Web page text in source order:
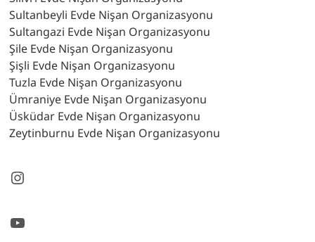
Sultanbeyli Evde Nişan Organizasyonu
Sultangazi Evde Nişan Organizasyonu
Şile Evde Nişan Organizasyonu
Şişli Evde Nişan Organizasyonu
Tuzla Evde Nişan Organizasyonu
Ümraniye Evde Nişan Organizasyonu
Üsküdar Evde Nişan Organizasyonu
Zeytinburnu Evde Nişan Organizasyonu
Instagram
YouTube